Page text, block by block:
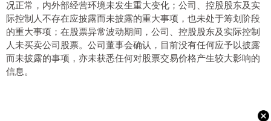
况正常，内外部经营环境未发生重大变化；公司、控股股东及实
际控制人不存在应披露而未披露的重大事项，也未处于筹划阶段
的重大事项；在股票异常波动期间，公司、控股股东及实际控制
人未买卖公司股票。公司董事会确认，目前没有任何应予以披露
而未披露的事项，亦未获悉任何对股票交易价格产生较大影响的
信息。